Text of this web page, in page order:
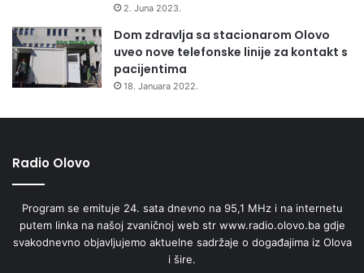
2. Juna 2023.
Dom zdravlja sa stacionarom Olovo
uveo nove telefonske linije za kontakt s
pacijentima
18. Januara 2022.
Radio Olovo
Program se emituje 24. sata dnevno na 95,1 MHz i na internetu
putem linka na našoj zvaničnoj web str www.radio.olovo.ba gdje
svakodnevno objavljujemo aktuelne sadržaje o događajima iz Olova
i šire.